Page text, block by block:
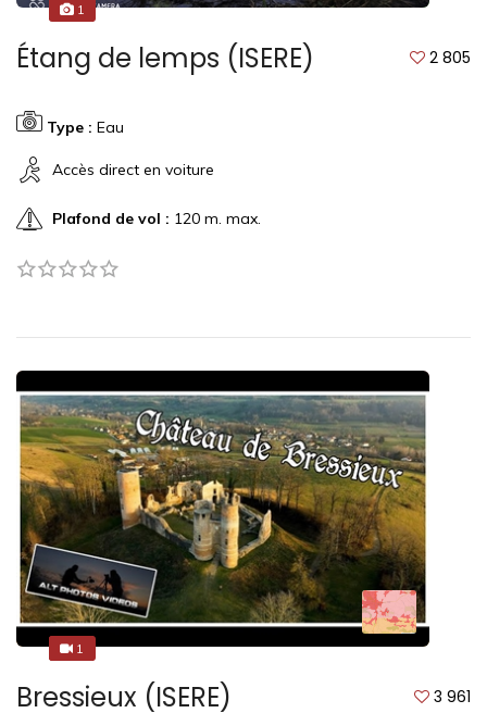
1
Étang de lemps (ISERE) 2 805
Type : Eau
Accès direct en voiture
Plafond de vol : 120 m. max.
11
Bressieux (ISERE) 3 961